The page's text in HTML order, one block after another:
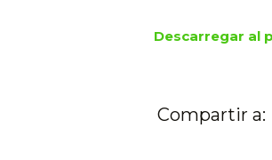
Descarregar al
Compartir a: